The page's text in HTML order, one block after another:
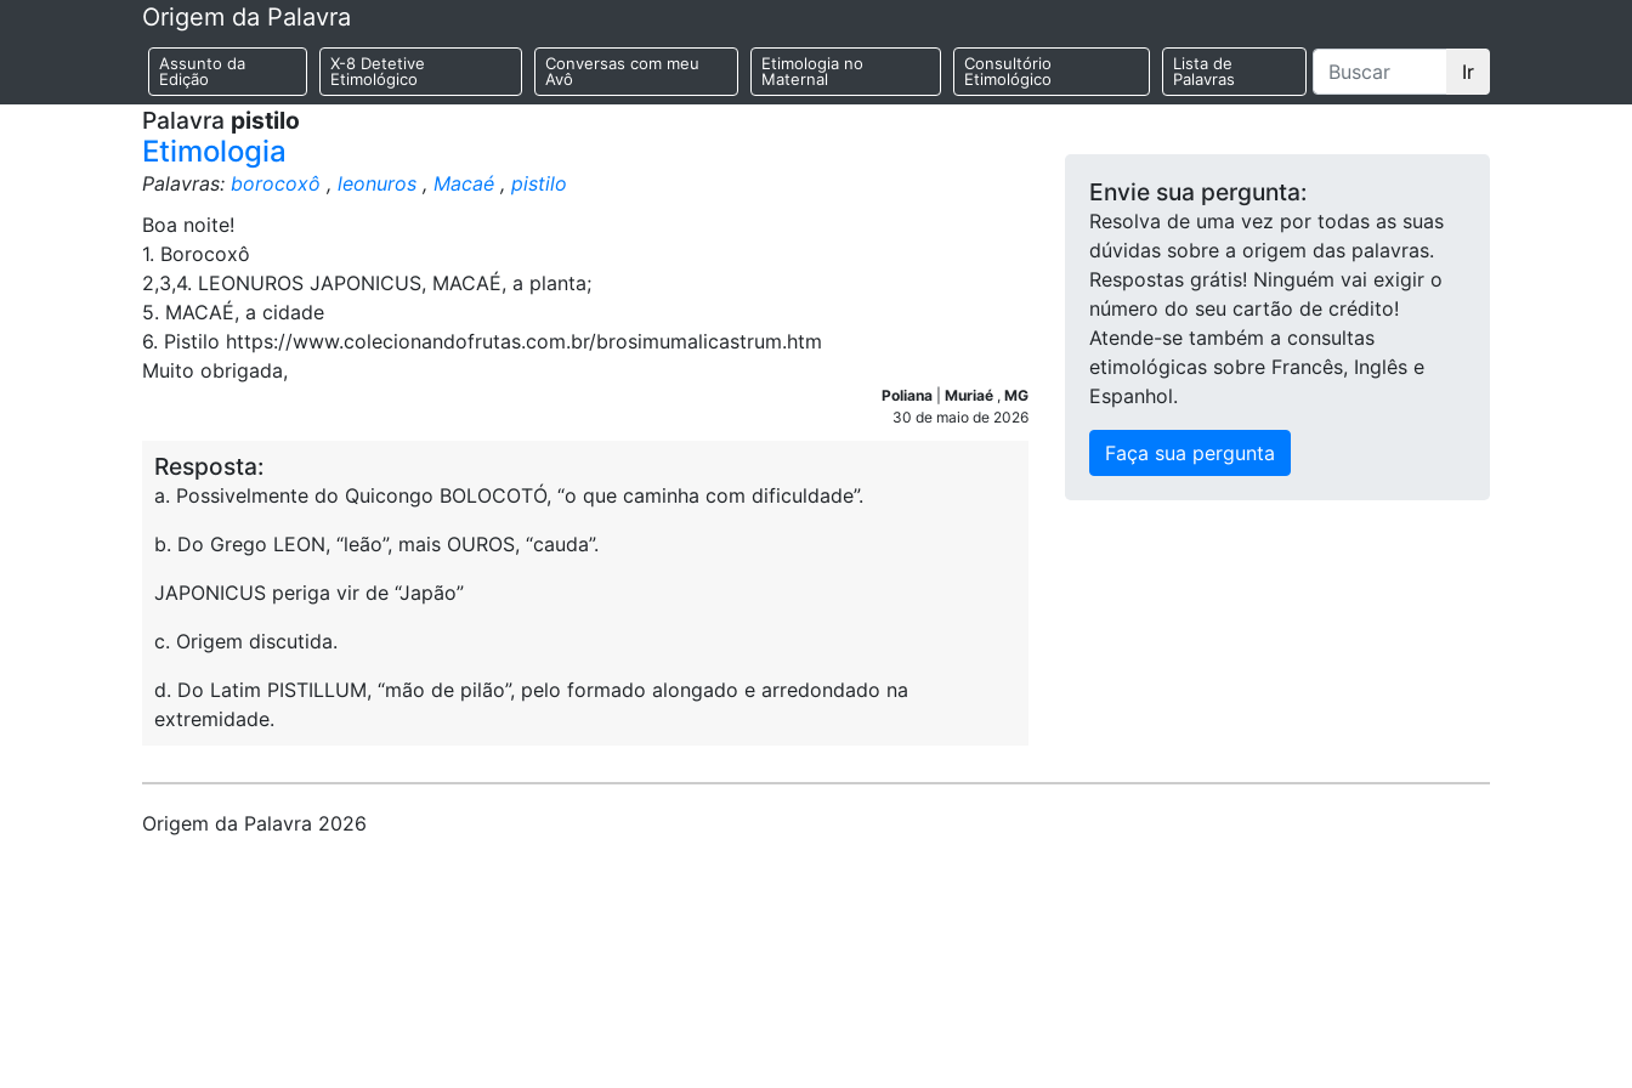
Origem da Palavra
Assunto da
Edição
X-8 Detetive
Etimológico
Conversas com meu
Avô
Etimologia no
Maternal
Consultório
Etimológico
Lista de
Palavras
Ir
Palavra pistilo
Etimologia
Palavras: borocoxô , leonuros , Macaé , pistilo
Boa noite!
1. Borocoxô
2,3,4. LEONUROS JAPONICUS, MACAÉ, a planta;
5. MACAÉ, a cidade
6. Pistilo https://www.colecionandofrutas.com.br/brosimumalicastrum.htm
Muito obrigada,
Poliana Muriaé , MG
30 de maio de 2026
Resposta:
a. Possivelmente do Quicongo BOLOCOTÓ, “o que caminha com dificuldade”.
b. Do Grego LEON, “leão”, mais OUROS, “cauda”.
JAPONICUS periga vir de “Japão”
c. Origem discutida.
d. Do Latim PISTILLUM, “mão de pilão”, pelo formado alongado e arredondado na
extremidade.
Envie sua pergunta:
Resolva de uma vez por todas as suas
dúvidas sobre a origem das palavras.
Respostas grátis! Ninguém vai exigir o
número do seu cartão de crédito!
Atende-se também a consultas
etimológicas sobre Francês, Inglês e
Espanhol.
Faça sua pergunta
Origem da Palavra 2026